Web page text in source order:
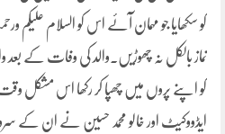
کو سکھایا جو مہمان آئے اس کو السلام علیکم
نماز بالکل نہ چھوڑیں۔والد کی وفات کے
کو اپنے پروں میں چھپا کر رکھا اس مشکل
ایڈووکیٹ اور خالو محمد حسین نے ان کے